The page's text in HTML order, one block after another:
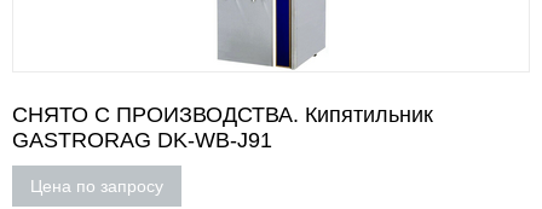
СНЯТО С ПРОИЗВОДСТВА. Кипятильник
GASTRORAG DK-WB-J91
Цена по запросу